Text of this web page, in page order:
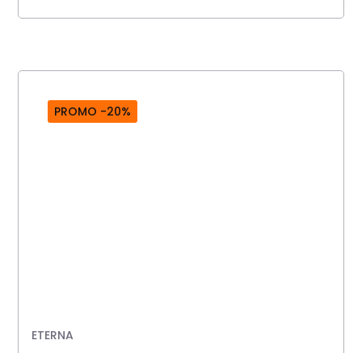
PROMO -20%
ETERNA